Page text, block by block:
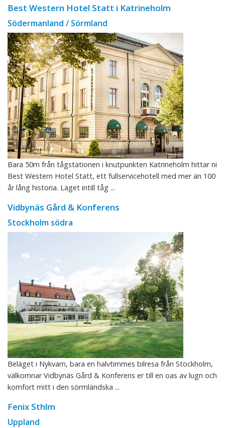
Best Western Hotel Statt i Katrineholm
Södermanland / Sörmland
Bara 50m från tågstationen i knutpunkten Katrineholm hittar ni
Best Western Hotel Statt, ett fullservicehotell med mer än 100
år lång historia. Läget intill tåg ...
Vidbynäs Gård & Konferens
Stockholm södra
Beläget i Nykvarn, bara en halvtimmes bilresa från Stockholm,
välkomnar Vidbynäs Gård & Konferens er till en oas av lugn och
komfort mitt i den sörmländska ...
Fenix Sthlm
Uppland